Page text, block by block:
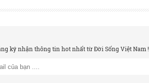
ký nhận thông tin hot nhất từ Đời Sống Việt Nam !